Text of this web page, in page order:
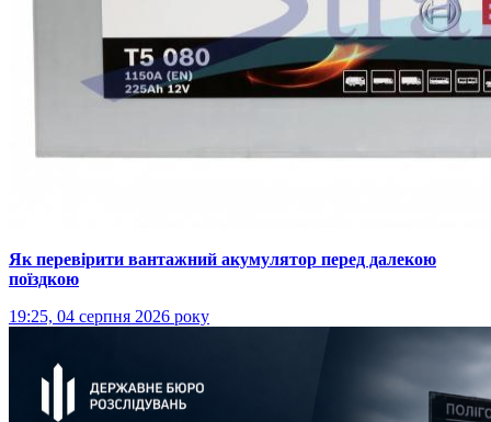
Як перевірити вантажний акумулятор перед далекою
поїздкою
19:25, 04 серпня 2026 року